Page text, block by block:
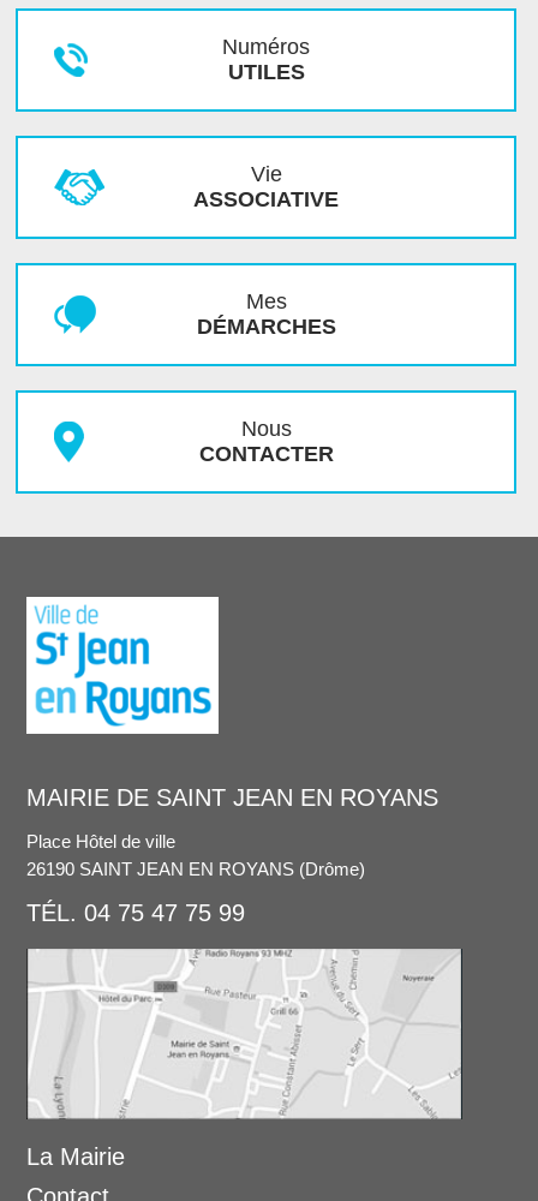
Numéros
UTILES
Vie
ASSOCIATIVE
Mes
DÉMARCHES
Nous
CONTACTER
MAIRIE DE SAINT JEAN EN ROYANS
Place Hôtel de ville
26190 SAINT JEAN EN ROYANS (Drôme)
TÉL. 04 75 47 75 99
La Mairie
Contact